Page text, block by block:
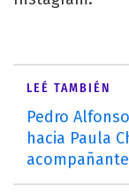
LEÉ TAMBIÉN
Pedro
hacia Paula